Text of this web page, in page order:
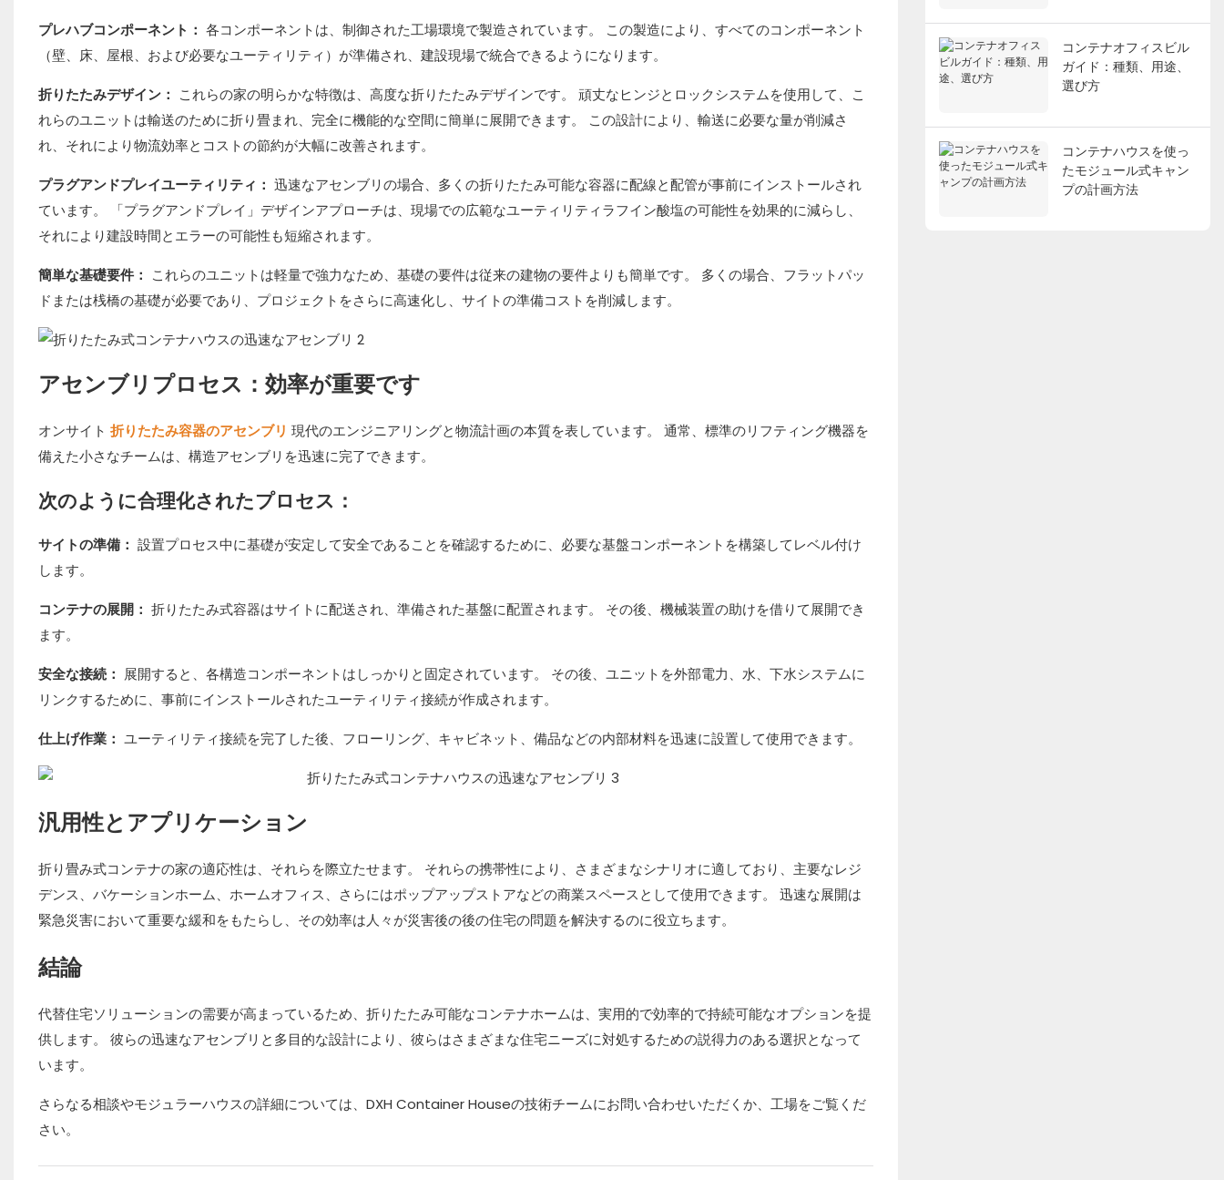
プレハブコンポーネント： 各コンポーネントは、制御された工場環境で製造されています。 この製造により、すべてのコンポーネント
（壁、床、屋根、および必要なユーティリティ）が準備され、建設現場で統合できるようになります。
折りたたみデザイン： これらの家の明らかな特徴は、高度な折りたたみデザインです。 頑丈なヒンジとロックシステムを使用して、こ
れらのユニットは輸送のために折り畳まれ、完全に機能的な空間に簡単に展開できます。 この設計により、輸送に必要な量が削減さ
れ、それにより物流効率とコストの節約が大幅に改善されます。
プラグアンドプレイユーティリティ： 迅速なアセンブリの場合、多くの折りたたみ可能な容器に配線と配管が事前にインストールされ
ています。 「プラグアンドプレイ」デザインアプローチは、現場での広範なユーティリティラフイン酸塩の可能性を効果的に減らし、
それにより建設時間とエラーの可能性も短縮されます。
簡単な基礎要件： これらのユニットは軽量で強力なため、基礎の要件は従来の建物の要件よりも簡単です。 多くの場合、フラットパッ
ドまたは桟橋の基礎が必要であり、プロジェクトをさらに高速化し、サイトの準備コストを削減します。
アセンブリプロセス：効率が重要です
オンサイト 折りたたみ容器のアセンブリ 現代のエンジニアリングと物流計画の本質を表しています。 通常、標準のリフティング機器を
備えた小さなチームは、構造アセンブリを迅速に完了できます。
次のように合理化されたプロセス：
サイトの準備： 設置プロセス中に基礎が安定して安全であることを確認するために、必要な基盤コンポーネントを構築してレベル付け
します。
コンテナの展開： 折りたたみ式容器はサイトに配送され、準備された基盤に配置されます。 その後、機械装置の助けを借りて展開でき
ます。
安全な接続： 展開すると、各構造コンポーネントはしっかりと固定されています。 その後、ユニットを外部電力、水、下水システムに
リンクするために、事前にインストールされたユーティリティ接続が作成されます。
仕上げ作業： ユーティリティ接続を完了した後、フローリング、キャビネット、備品などの内部材料を迅速に設置して使用できます。
汎用性とアプリケーション
折り畳み式コンテナの家の適応性は、それらを際立たせます。 それらの携帯性により、さまざまなシナリオに適しており、主要なレジ
デンス、バケーションホーム、ホームオフィス、さらにはポップアップストアなどの商業スペースとして使用できます。 迅速な展開は
緊急災害において重要な緩和をもたらし、その効率は人々が災害後の後の住宅の問題を解決するのに役立ちます。
結論
代替住宅ソリューションの需要が高まっているため、折りたたみ可能なコンテナホームは、実用的で効率的で持続可能なオプションを提
供します。 彼らの迅速なアセンブリと多目的な設計により、彼らはさまざまな住宅ニーズに対処するための説得力のある選択となって
います。
さらなる相談やモジュラーハウスの詳細については、DXH Container Houseの技術チームにお問い合わせいただくか、工場をご覧くだ
さい。
コンテナオフィスビル
ガイド：種類、用途、
選び方
コンテナハウスを使っ
たモジュール式キャン
プの計画方法